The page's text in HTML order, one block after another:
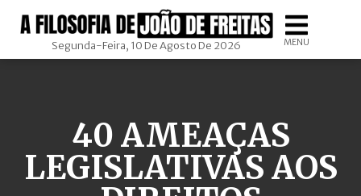
Segunda-Feira, 10 De Agosto De 2026 MENU
40 AMEAÇAS
LEGISLATIVAS AOS